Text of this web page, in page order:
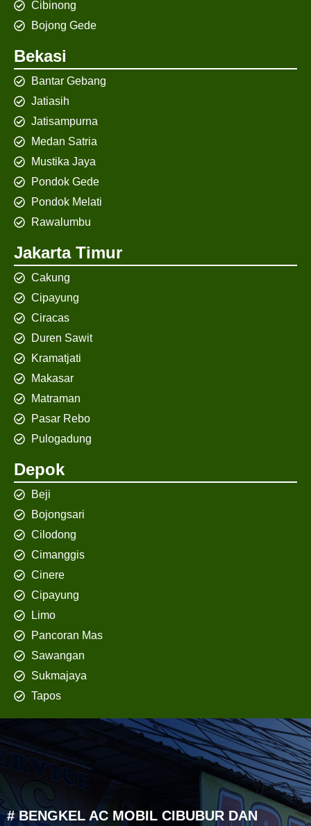
Cibinong
Bojong Gede
Bekasi
Bantar Gebang
Jatiasih
Jatisampurna
Medan Satria
Mustika Jaya
Pondok Gede
Pondok Melati
Rawalumbu
Jakarta Timur
Cakung
Cipayung
Ciracas
Duren Sawit
Kramatjati
Makasar
Matraman
Pasar Rebo
Pulogadung
Depok
Beji
Bojongsari
Cilodong
Cimanggis
Cinere
Cipayung
Limo
Pancoran Mas
Sawangan
Sukmajaya
Tapos
# BENGKEL AC MOBIL CIBUBUR DAN